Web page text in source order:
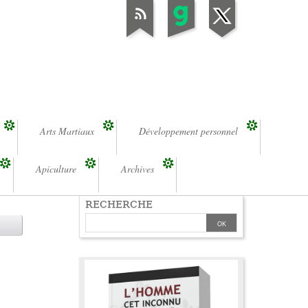
Arts Martiaux Développement personnel
Apiculture Archives
RECHERCHE